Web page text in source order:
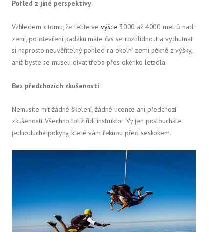
Pohled z jiné perspektivy
Vzhledem k tomu, že letíte ve výšce 3000 až 4000 metrů nad
zemí, po otevření padáku máte čas se rozhlídnout a vychutnat
si naprosto neuvěřitelný pohled na okolní zemi pěkně z výšky,
aniž byste se museli dívat třeba přes okénko letadla.
Bez předchozích zkušeností
Nemusíte mít žádné školení, žádné licence ani předchozí
zkušenosti. Všechno totiž řídí instruktor. Vy jen posloucháte
jednoduché pokyny, které vám řeknou před seskokem.